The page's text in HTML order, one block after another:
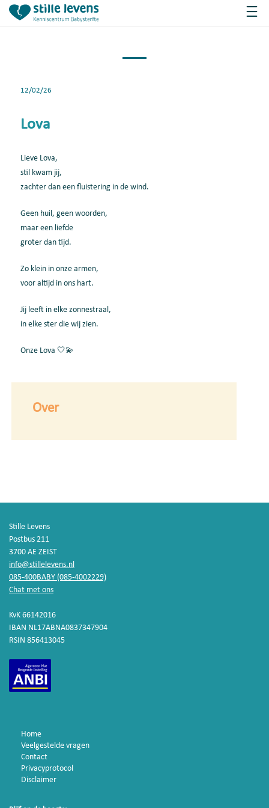
12/02/26
Lova
Lieve Lova,
stil kwam jij,
zachter dan een fluistering in de wind.
Geen huil, geen woorden,
maar een liefde
groter dan tijd.
Zo klein in onze armen,
voor altijd in ons hart.
Jij leeft in elke zonnestraal,
in elke ster die wij zien.
Onze Lova 🤍💫
Over
Stille Levens
Postbus 211
3700 AE ZEIST
info@stillelevens.nl
085-400BABY (085-4002229)
Chat met ons
KvK 66142016
IBAN NL17ABNA0837347904
RSIN 856413045
Home
Veelgestelde vragen
Contact
Privacyprotocol
Disclaimer